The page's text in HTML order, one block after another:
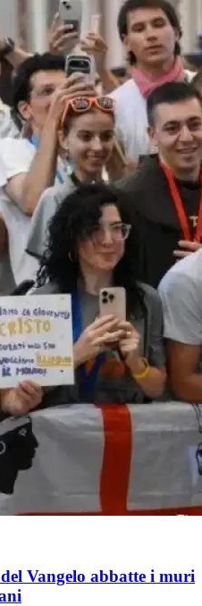
Vangelo abbatte i muri